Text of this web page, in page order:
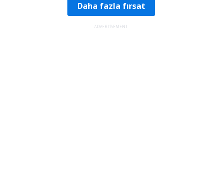
Daha fazla fırsat
ADVERTISEMENT